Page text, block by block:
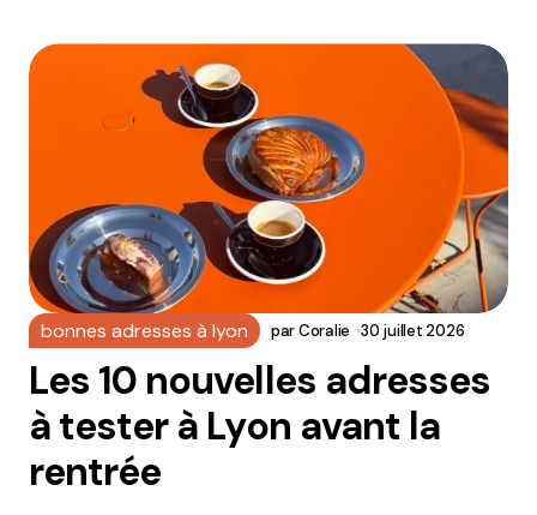
bonnes adresses à lyon parCoralie 30 juillet 2026
Les 10 nouvelles adresses
à tester à Lyon avant la
rentrée